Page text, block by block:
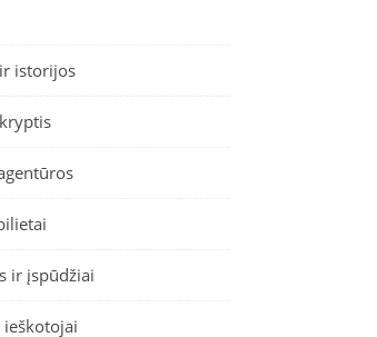
istorijos
ir įspūdžiai